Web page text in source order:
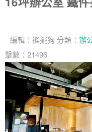
編輯： 搖擺狗 分類： 辦
擊數：21496